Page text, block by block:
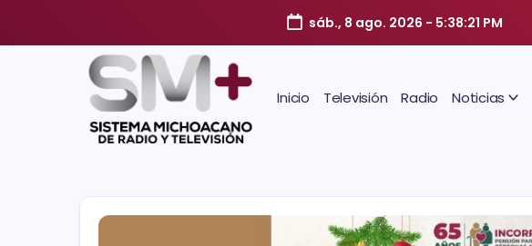
sáb., 8 ago. 2026- 5:38:22 PM
Inicio Televisión Radio Noticias